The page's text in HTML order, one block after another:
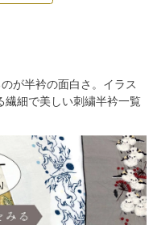
が半衿の面白さ。イラス
繊細で美しい刺繍半衿一覧